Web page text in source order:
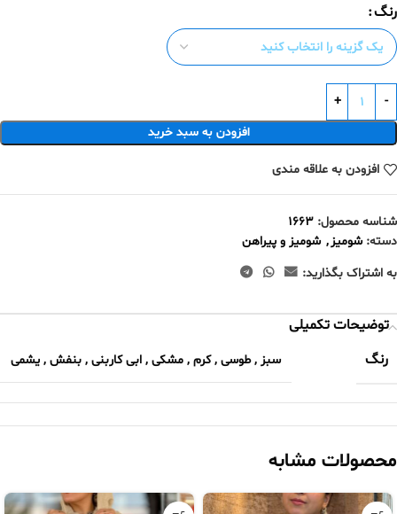
رنگ
افزودن به سبد خرید
افزودن به علاقه مندی
شناسه محصول: ۱۶۶۳
دسته: شومیز, شومیز و پیراهن
به اشتراک بگذارید:
توضیحات تکمیلی
رنگ
سبز ,طوسی ,کرم , مشکی , ابی کاربنی , بنفش , یشمی
محصولات مشابه